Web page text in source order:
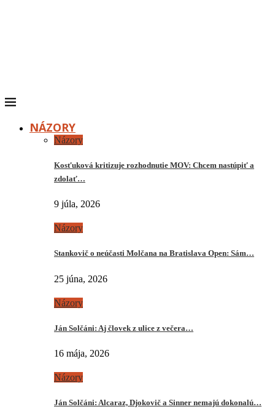
NÁZORY
Názory
Kosťuková kritizuje rozhodnutie MOV: Chcem nastúpiť a
zdolať…
9 júla, 2026
Názory
Stankovič o neúčasti Molčana na Bratislava Open: Sám…
25 júna, 2026
Názory
Ján Solčáni: Aj človek z ulice z večera…
16 mája, 2026
Názory
Ján Solčáni: Alcaraz, Djokovič a Sinner nemajú dokonalú…